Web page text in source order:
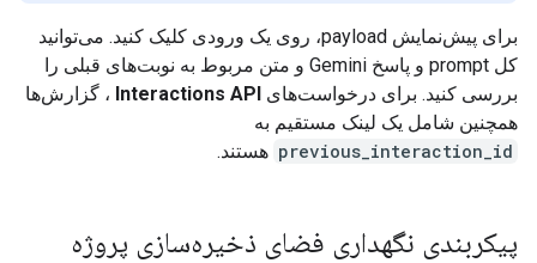
برای پیش‌نمایش payload، روی یک ورودی کلیک کنید. می‌توانید
کل prompt و پاسخ Gemini و متن مربوط به نوبت‌های قبلی را
بررسی کنید. برای درخواست‌های Interactions API ، گزارش‌ها
همچنین شامل یک لینک مستقیم به
previous_interaction_id هستند.
پیکربندی نگهداری فضای ذخیره‌سازی پروژه